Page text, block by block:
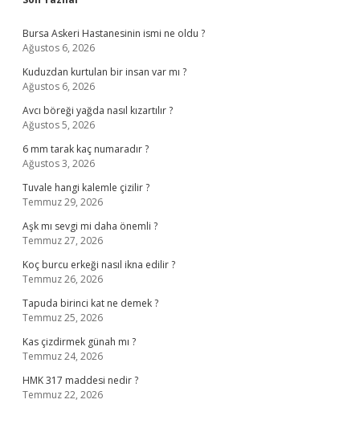
Sidebar
Bursa Askeri Hastanesinin ismi ne oldu ?
Ağustos 6, 2026
Kuduzdan kurtulan bir insan var mı ?
Ağustos 6, 2026
Avcı böreği yağda nasıl kızartılır ?
Ağustos 5, 2026
6 mm tarak kaç numaradır ?
Ağustos 3, 2026
Tuvale hangi kalemle çizilir ?
Temmuz 29, 2026
Aşk mı sevgi mi daha önemli ?
Temmuz 27, 2026
Koç burcu erkeği nasıl ikna edilir ?
Temmuz 26, 2026
Tapuda birinci kat ne demek ?
Temmuz 25, 2026
Kas çizdirmek günah mı ?
Temmuz 24, 2026
HMK 317 maddesi nedir ?
Temmuz 22, 2026